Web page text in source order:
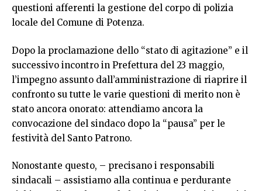
questioni afferenti la gestione del corpo di polizia
locale del Comune di Potenza.
Dopo la proclamazione dello “stato di agitazione” e il
successivo incontro in Prefettura del 23 maggio,
l’impegno assunto dall’amministrazione di riaprire il
confronto su tutte le varie questioni di merito non è
stato ancora onorato: attendiamo ancora la
convocazione del sindaco dopo la “pausa” per le
festività del Santo Patrono.
Nonostante questo, – precisano i responsabili
sindacali – assistiamo alla continua e perdurante